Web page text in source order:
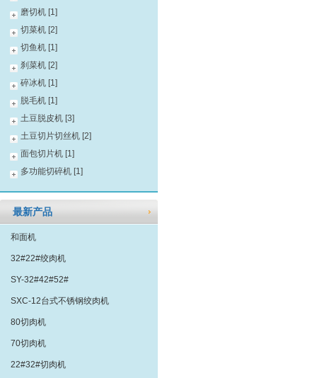
磨切机 [1]
切菜机 [2]
切鱼机 [1]
刹菜机 [2]
碎冰机 [1]
脱毛机 [1]
土豆脱皮机 [3]
土豆切片切丝机 [2]
面包切片机 [1]
多功能切碎机 [1]
最新产品
和面机
32#22#绞肉机
SY-32#42#52#
SXC-12台式不锈钢绞肉机
80切肉机
70切肉机
22#32#切肉机